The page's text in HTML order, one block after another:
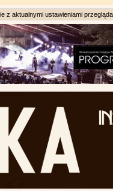
z aktualnymi ustawieniami